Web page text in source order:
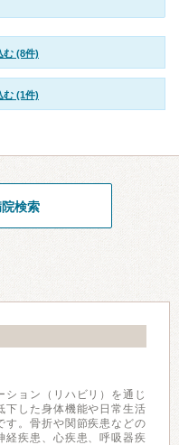
む (8件)
む (1件)
検索
ション（リハビリ）を通じ
下した身体機能や日常生活
す。骨折や関節疾患などの
経疾患、心疾患、呼吸器疾